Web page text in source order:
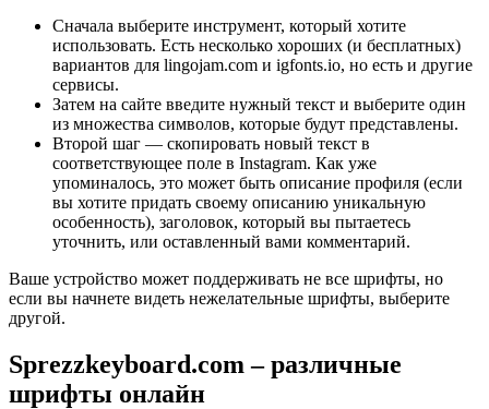
Сначала выберите инструмент, который хотите
использовать. Есть несколько хороших (и бесплатных)
вариантов для lingojam.com и igfonts.io, но есть и другие
сервисы.
Затем на сайте введите нужный текст и выберите один
из множества символов, которые будут представлены.
Второй шаг — скопировать новый текст в
соответствующее поле в Instagram. Как уже
упоминалось, это может быть описание профиля (если
вы хотите придать своему описанию уникальную
особенность), заголовок, который вы пытаетесь
уточнить, или оставленный вами комментарий.
Ваше устройство может поддерживать не все шрифты, но
если вы начнете видеть нежелательные шрифты, выберите
другой.
Sprezzkeyboard.com – различные
шрифты онлайн